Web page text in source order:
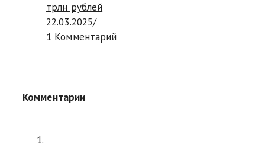
трлн рублей
22.03.2025/
1 Комментарий
Комментарии